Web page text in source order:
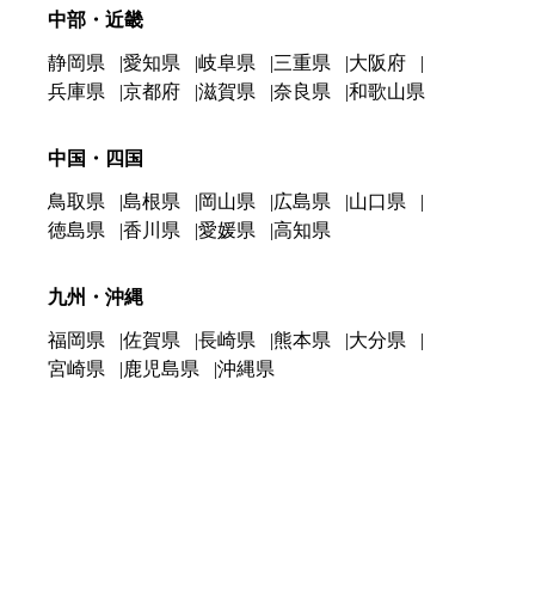
中部・近畿
静岡県 愛知県 岐阜県 三重県
大阪府
兵庫県
京都府 滋賀県 奈良県 和歌山県
中国・四国
鳥取県 島根県 岡山県 広島県
山口県
徳島県
香川県 愛媛県 高知県
九州・沖縄
福岡県 佐賀県 長崎県 熊本県
大分県
宮崎県
鹿児島県 沖縄県